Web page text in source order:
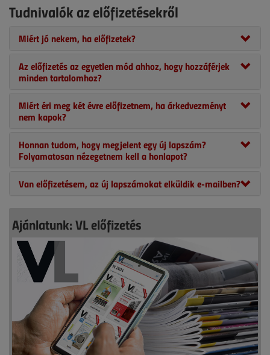
Tudnivalók az előfizetésekről
Miért jó nekem, ha előfizetek?
Az előfizetés az egyetlen mód ahhoz, hogy hozzáférjek
minden tartalomhoz?
Miért éri meg két évre előfizetnem, ha árkedvezményt
nem kapok?
Honnan tudom, hogy megjelent egy új lapszám?
Folyamatosan nézegetnem kell a honlapot?
Van előfizetésem, az új lapszámokat elküldik e-mailben?
Ajánlatunk: VL előfizetés